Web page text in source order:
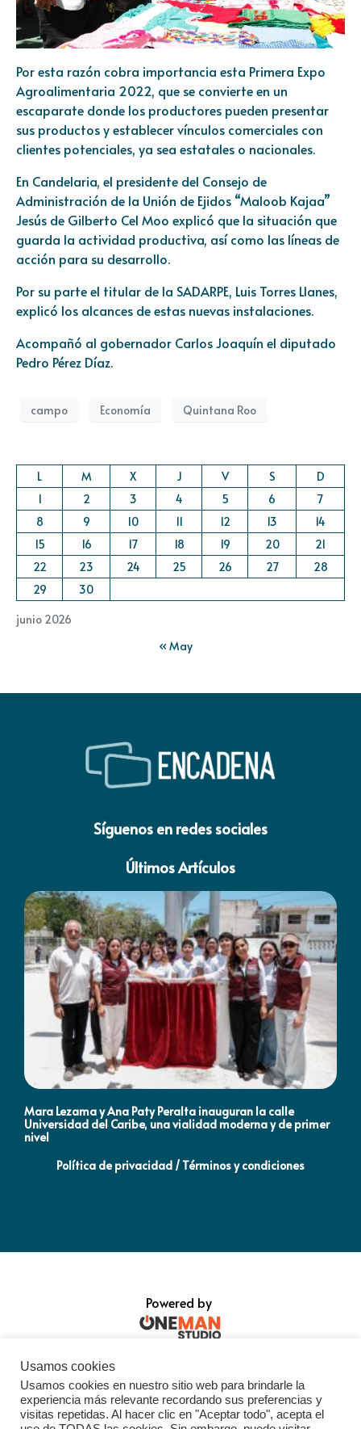
Por esta razón cobra importancia esta Primera Expo
Agroalimentaria 2022, que se convierte en un
escaparate donde los productores pueden presentar
sus productos y establecer vínculos comerciales con
clientes potenciales, ya sea estatales o nacionales.
En Candelaria, el presidente del Consejo de
Administración de la Unión de Ejidos “Maloob Kajaa”
Jesús de Gilberto Cel Moo explicó que la situación que
guarda la actividad productiva, así como las líneas de
acción para su desarrollo.
Por su parte el titular de la SADARPE, Luis Torres Llanes,
explicó los alcances de estas nuevas instalaciones.
Acompañó al gobernador Carlos Joaquín el diputado
Pedro Pérez Díaz.
campo Economía Quintana Roo
junio 2026
L M X J V S
D
1
2 3 4 5 6
7
8
9 10 11 12 13
14
15
16 17 18 19 20
21
22
23 24 25 26 27
28
29
30
« May
Síguenos en redes sociales
Últimos Artículos
Mara Lezama y Ana Paty Peralta inauguran la calle
Universidad del Caribe, una vialidad moderna y de primer
nivel
Política de privacidad / Términos y condiciones
Powered by
Usamos cookies
Usamos cookies en nuestro sitio web para brindarle la
experiencia más relevante recordando sus preferencias y
visitas repetidas. Al hacer clic en "Aceptar todo", acepta el